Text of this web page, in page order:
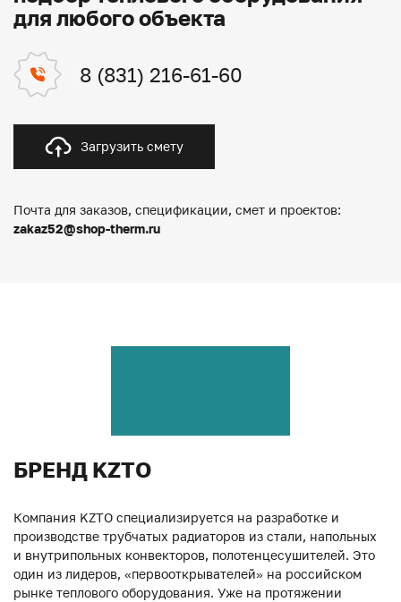
для любого объекта
8 (831) 216-61-60
Загрузить смету
Почта для заказов, спецификации, смет и проектов:
zakaz52@shop-therm.ru
БРЕНД KZTO
Компания KZTO специализируется на разработке и
производстве трубчатых радиаторов из стали, напольных
и внутрипольных конвекторов, полотенцесушителей. Это
один из лидеров, «первооткрывателей» на российском
рынке теплового оборудования. Уже на протяжении